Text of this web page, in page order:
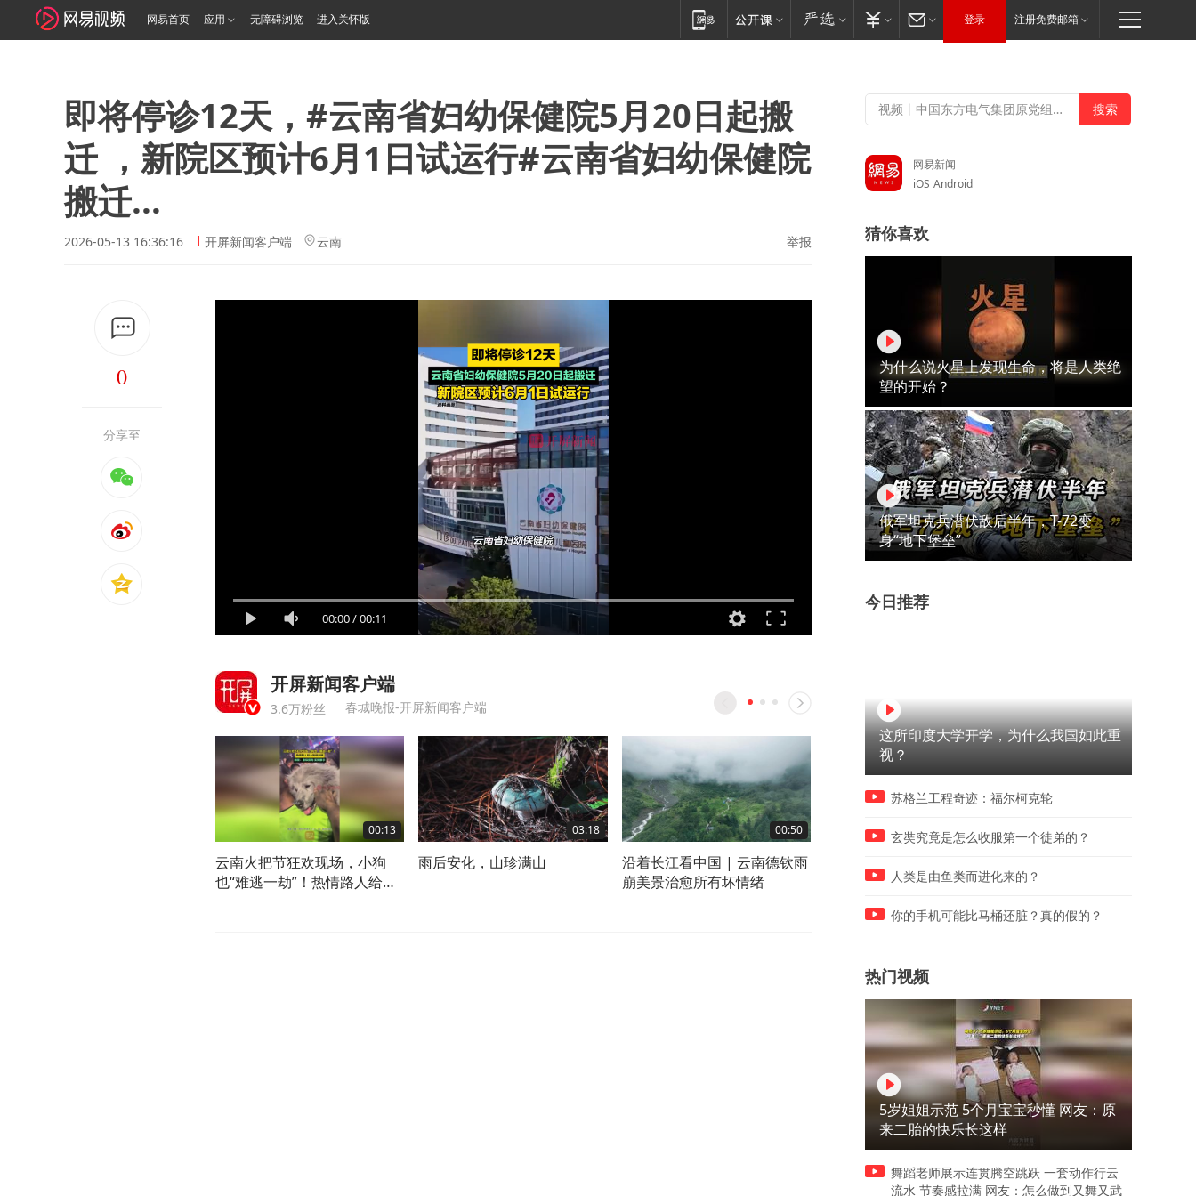
网易首页 应用 无障碍浏览 进入关怀版 登录 注册免费邮箱
即将停诊12天，#云南省妇幼保健院5月20日起搬
迁 ，新院区预计6月1日试运行#云南省妇幼保健院
搬迁...
2026-05-13 16:36:16 开屏新闻客户端 云南 举报
0
分享至
00:00/00:11
开屏新闻客户端
3.6万粉丝 春城晚报-开屏新闻客户端
00:13
云南火把节狂欢现场，小狗
也“难逃一劫”！热情路人给小
03:18
雨后安化，山珍满山
00:50
沿着长江看中国 | 云南德钦雨
崩美景治愈所有坏情绪
01:33
了存款国债，还有哪些理财
网易新闻
iOS Android
猜你喜欢
为什么说火星上发现生命，将是人类绝
望的开始？
俄军坦克兵潜伏敌后半年，T-72变
身“地下堡垒”
今日推荐
这所印度大学开学，为什么我国如此重
视？
苏格兰工程奇迹：福尔柯克轮
玄奘究竟是怎么收服第一个徒弟的？
人类是由鱼类而进化来的？
你的手机可能比马桶还脏？真的假的？
热门视频
5岁姐姐示范 5个月宝宝秒懂 网友：原
来二胎的快乐长这样
舞蹈老师展示连贯腾空跳跃 一套动作行云
流水 节奏感拉满 网友：怎么做到又舞又武